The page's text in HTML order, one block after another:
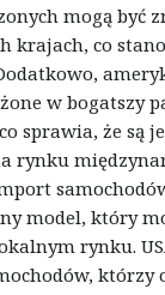
mogą być
krajach, co
w bogatszy
sprawia, że są
rynku
model, który
rynku.
którzy